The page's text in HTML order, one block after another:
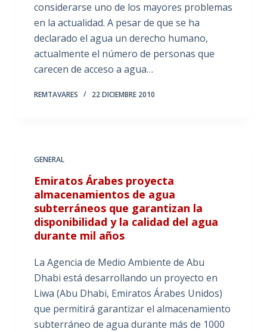
considerarse uno de los mayores problemas
en la actualidad. A pesar de que se ha
declarado el agua un derecho humano,
actualmente el número de personas que
carecen de acceso a agua…
REMTAVARES 22 DICIEMBRE 2010
GENERAL
Emiratos Árabes proyecta
almacenamientos de agua
subterráneos que garantizan la
disponibilidad y la calidad del agua
durante mil años
La Agencia de Medio Ambiente de Abu
Dhabi está desarrollando un proyecto en
Liwa (Abu Dhabi, Emiratos Árabes Unidos)
que permitirá garantizar el almacenamiento
subterráneo de agua durante más de 1000